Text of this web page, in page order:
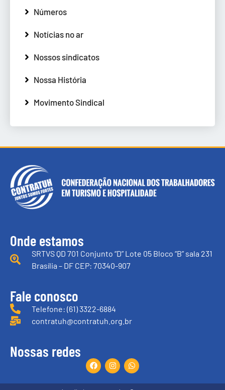
Números
Notícias no ar
Nossos sindicatos
Nossa História
Movimento Sindical
Onde estamos
SRTVS QD 701 Conjunto “D” Lote 05 Bloco “B” sala 231
Brasília – DF CEP: 70340-907
Fale conosco
Telefone: (61) 3322-6884
contratuh@contratuh.org.br
Nossas redes